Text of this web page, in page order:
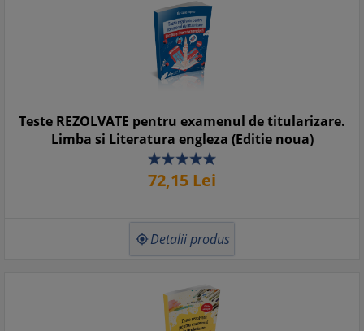
Testul nr. 9 ………………………………………………………………….……
Testul nr. 10 ………………………………………………………………………
Testul nr. 11 ………………………………………………………………………
Testul nr. 12 ………………………………………………………………………
Testul nr. 13 ………………………………………………………………………
Testul nr. 14 ………………………………………………………………………
Teste REZOLVATE pentru examenul de titularizare.
Limba si Literatura engleza (Editie noua)
72,15 Lei
 Detalii produs